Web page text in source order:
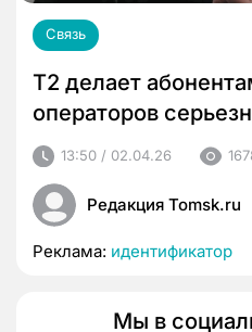
Связь
Т2 делает
операторов
13:50 / 02.04.26
Редакция Tomsk.ru
Реклама: идентификатор
Мы в